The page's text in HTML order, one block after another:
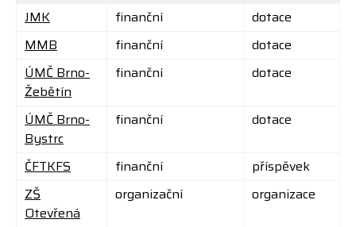
JMK finanční
dotace
MMB
finanční
dotace
ÚMČ Brno-
Žebětín
finanční dotace
ÚMČ Brno-
Bystrc
finanční dotace
ČFTKFS finanční
příspěvek
ZŠ
Otevřená
organizační organizace